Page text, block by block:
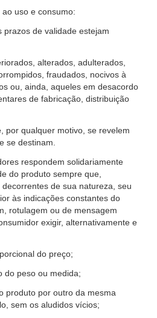
uso e consumo:
prazos de validade estejam
alterados, adulterados,
fraudados, nocivos à
ou, ainda, aqueles em desacordo
de fabricação, distribuição
por qualquer motivo, se revelem
se destinam.
respondem solidariamente
do produto sempre que,
de sua natureza, seu
às indicações constantes do
rotulagem ou de mensagem
exigir, alternativamente e
do preço;
do peso ou medida;
produto por outro da mesma
sem os aludidos vícios;